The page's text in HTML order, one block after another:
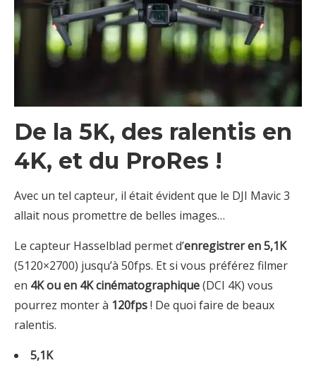
De la 5K, des ralentis en
4K, et du ProRes !
Avec un tel capteur, il était évident que le DJI Mavic 3
allait nous promettre de belles images…
Le capteur Hasselblad permet d’enregistrer en 5,1K
(5120×2700) jusqu’à 50fps. Et si vous préférez filmer
en 4K ou en 4K cinématographique(DCI 4K) vous
pourrez monter à 120fps! De quoi faire de beaux
ralentis.
5,1K